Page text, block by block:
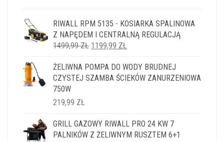
RIWALL RPM 5135 - KOSIARKA SPALINOWA
Z NAPĘDEM I CENTRALNĄ REGULACJĄ
1499,99ZŁ PIERWOTNA
WYNOSIŁA:
1499,99 ZŁ.
1199,99 ZŁ
WYNOSI:
1199,99 ZŁ.
ŻELIWNA POMPA DO WODY BRUDNEJ
CZYSTEJ SZAMBA ŚCIEKÓW ZANURZENIOWA
750W
219,99 ZŁ
GRILL GAZOWY RIWALL PRO 24 KW 7
PALNIKÓW Z ŻELIWNYM RUSZTEM 6+1